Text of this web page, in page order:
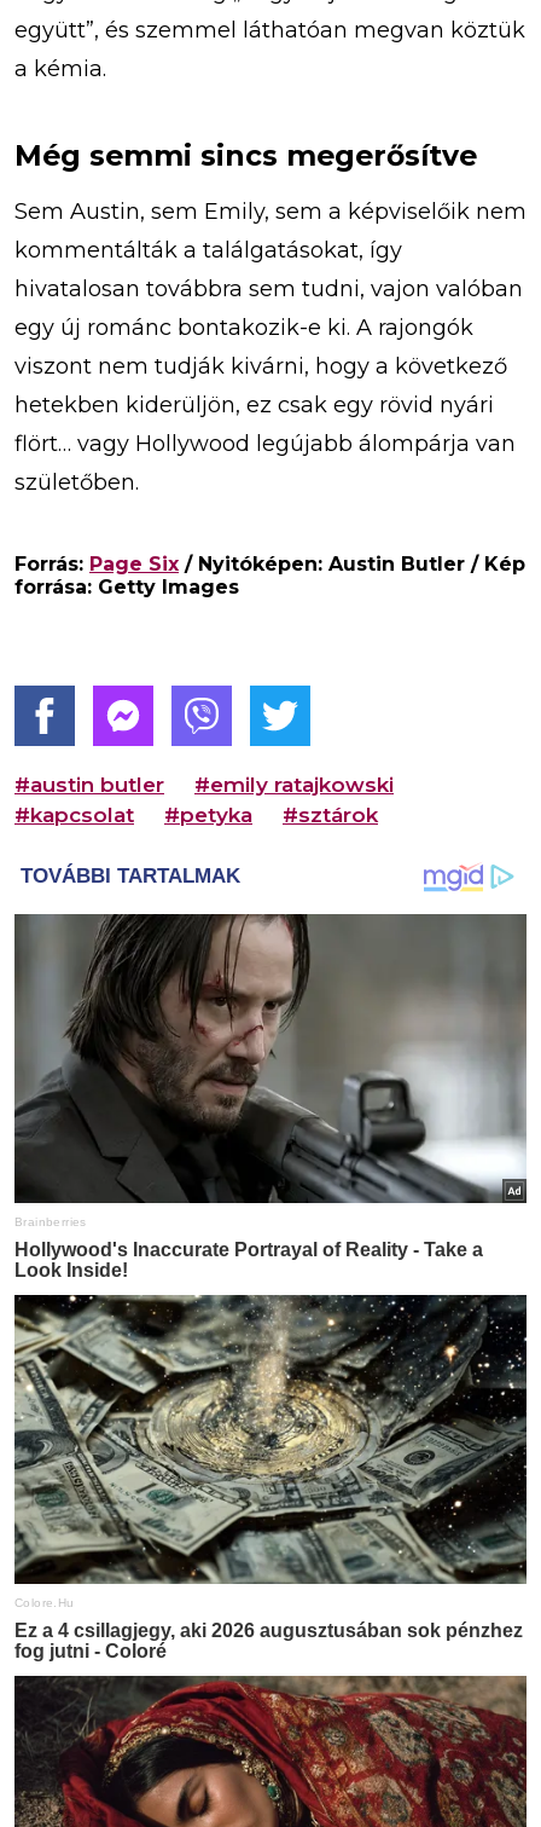
együtt”, és szemmel láthatóan megvan köztük
a kémia.
Még semmi sincs megerősítve
Sem Austin, sem Emily, sem a képviselőik nem
kommentálták a találgatásokat, így
hivatalosan továbbra sem tudni, vajon valóban
egy új románc bontakozik-e ki. A rajongók
viszont nem tudják kivárni, hogy a következő
hetekben kiderüljön, ez csak egy rövid nyári
flört… vagy Hollywood legújabb álompárja van
születőben.
Forrás: Page Six / Nyitóképen: Austin Butler / Kép
forrása: Getty Images
#austin butler
#emily ratajkowski
#kapcsolat
#petyka #sztárok